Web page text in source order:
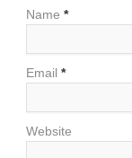
Name *
Email *
Website